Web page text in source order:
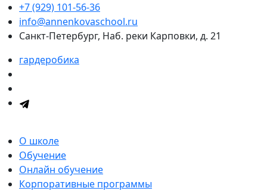
+7 (929) 101-56-36
info@annenkovaschool.ru
Санкт-Петербург, Наб. реки Карповки, д. 21
гардеробика
О школе
Обучение
Онлайн обучение
Корпоративные программы